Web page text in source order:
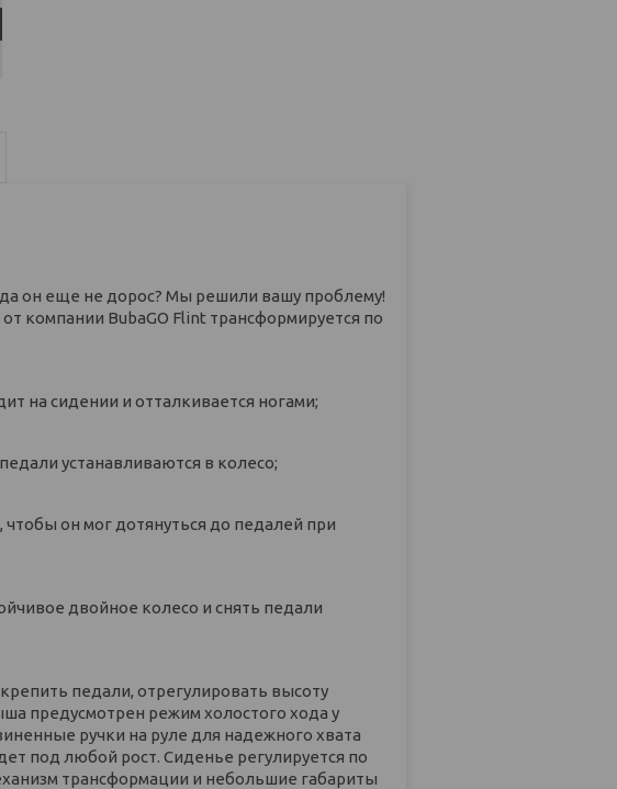
он еще не дорос? Мы решили вашу проблему!
компании BubaGO Flint трансформируется по
на сидении и отталкивается ногами;
устанавливаются в колесо;
он мог дотянуться до педалей при
двойное колесо и снять педали
педали, отрегулировать высоту
предусмотрен режим холостого хода у
ручки на руле для надежного хвата
под любой рост. Сиденье регулируется по
трансформации и небольшие габариты